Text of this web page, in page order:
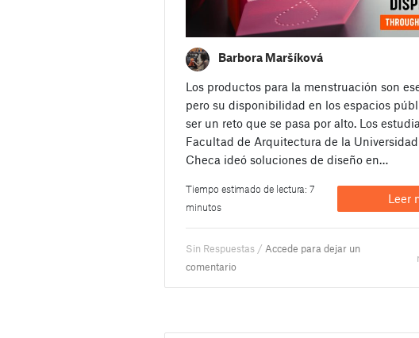
Barbora Maršíková
Los productos para la menstruación son
pero su disponibilidad en los espacios
ser un reto que se pasa por alto. Los
Facultad de Arquitectura de la
Checa ideó soluciones de diseño en…
Tiempo estimado de lectura: 7
minutos
Leer
Sin Respuestas /Accede para dejar un
comentario